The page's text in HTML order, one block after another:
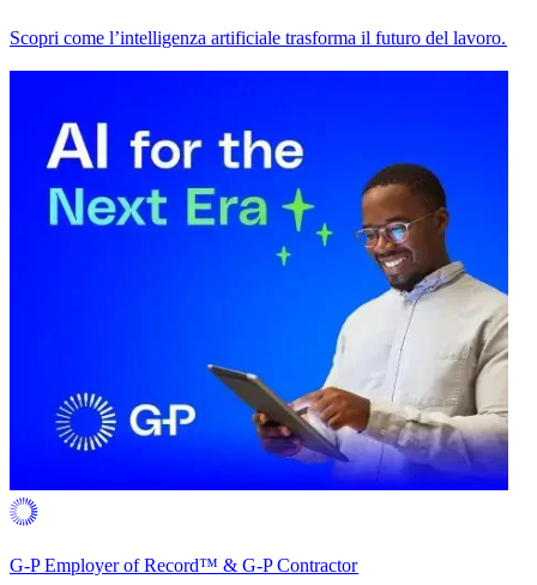
Scopri come l’intelligenza artificiale trasforma il futuro del lavoro.​​
G-P Employer of Record™ & G-P Contractor​​